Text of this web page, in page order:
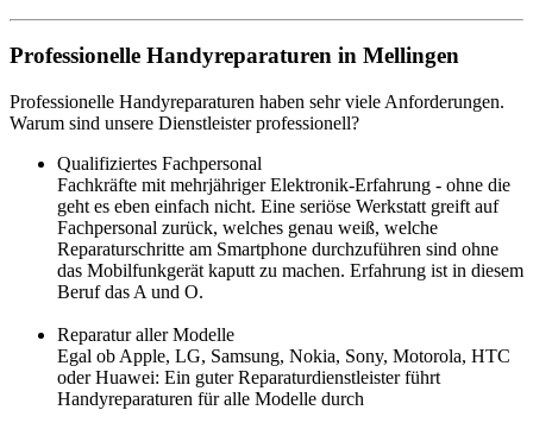
Professionelle Handyreparaturen in Mellingen
Professionelle Handyreparaturen haben sehr viele Anforderungen.
Warum sind unsere Dienstleister professionell?
Qualifiziertes Fachpersonal
Fachkräfte mit mehrjähriger Elektronik-Erfahrung - ohne die
geht es eben einfach nicht. Eine seriöse Werkstatt greift auf
Fachpersonal zurück, welches genau weiß, welche
Reparaturschritte am Smartphone durchzuführen sind ohne
das Mobilfunkgerät kaputt zu machen. Erfahrung ist in diesem
Beruf das A und O.
Reparatur aller Modelle
Egal ob Apple, LG, Samsung, Nokia, Sony, Motorola, HTC
oder Huawei: Ein guter Reparaturdienstleister führt
Handyreparaturen für alle Modelle durch